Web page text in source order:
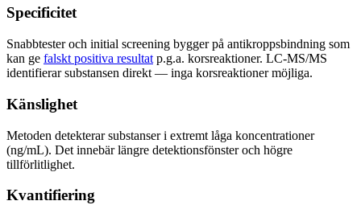
Specificitet
Snabbtester och initial screening bygger på antikroppsbindning som
kan ge falskt positiva resultat p.g.a. korsreaktioner. LC-MS/MS
identifierar substansen direkt — inga korsreaktioner möjliga.
Känslighet
Metoden detekterar substanser i extremt låga koncentrationer
(ng/mL). Det innebär längre detektionsfönster och högre
tillförlitlighet.
Kvantifiering